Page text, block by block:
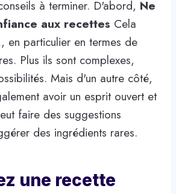
à terminer. D'abord, Ne
aux recettes Cela
en particulier en termes de
Plus ils sont complexes,
Mais d'un autre côté,
avoir un esprit ouvert et
faire des suggestions
des ingrédients rares.
une recette